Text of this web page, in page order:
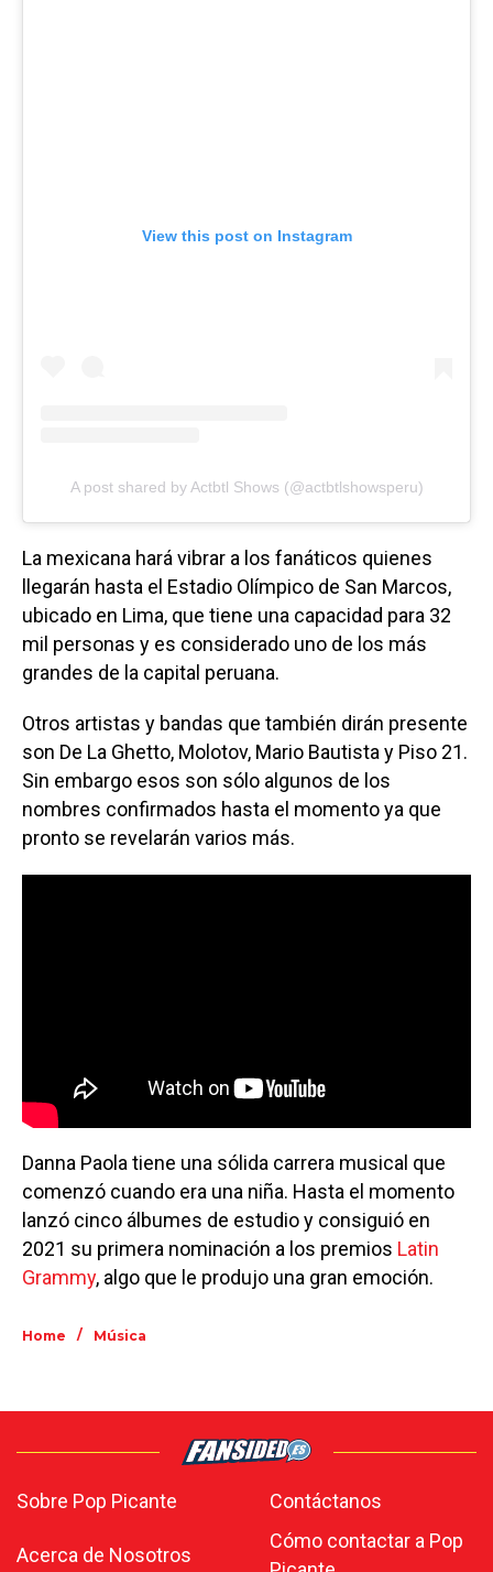
View this post on Instagram
A post shared by Actbtl Shows (@actbtlshowsperu)
La mexicana hará vibrar a los fanáticos quienes
llegarán hasta el Estadio Olímpico de San Marcos,
ubicado en Lima, que tiene una capacidad para 32
mil personas y es considerado uno de los más
grandes de la capital peruana.
Otros artistas y bandas que también dirán presente
son De La Ghetto, Molotov, Mario Bautista y Piso 21.
Sin embargo esos son sólo algunos de los
nombres confirmados hasta el momento ya que
pronto se revelarán varios más.
Danna Paola tiene una sólida carrera musical que
comenzó cuando era una niña. Hasta el momento
lanzó cinco álbumes de estudio y consiguió en
2021 su primera nominación a los premios Latin
Grammy, algo que le produjo una gran emoción.
Home / Música
Sobre Pop Picante Contáctanos
Acerca de Nosotros
Cómo contactar a Pop